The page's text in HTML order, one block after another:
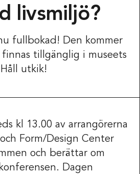
livsmiljö?
fullbokad! Den kommer
tillgänglig i museets
utkik!
kl 13.00 av arrangörerna
Form/Design Center
och berättar om
Dagen